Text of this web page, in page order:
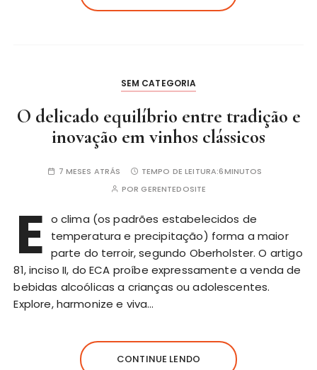
SEM CATEGORIA
O delicado equilíbrio entre tradição e
inovação em vinhos clássicos
7 MESES ATRÁS TEMPO DE LEITURA:6MINUTOS
PORGERENTEDOSITE
E o clima (os padrões estabelecidos de
temperatura e precipitação) forma a maior
parte do terroir, segundo Oberholster. O artigo
81, inciso II, do ECA proíbe expressamente a venda de
bebidas alcoólicas a crianças ou adolescentes.
Explore, harmonize e viva…
CONTINUE LENDO